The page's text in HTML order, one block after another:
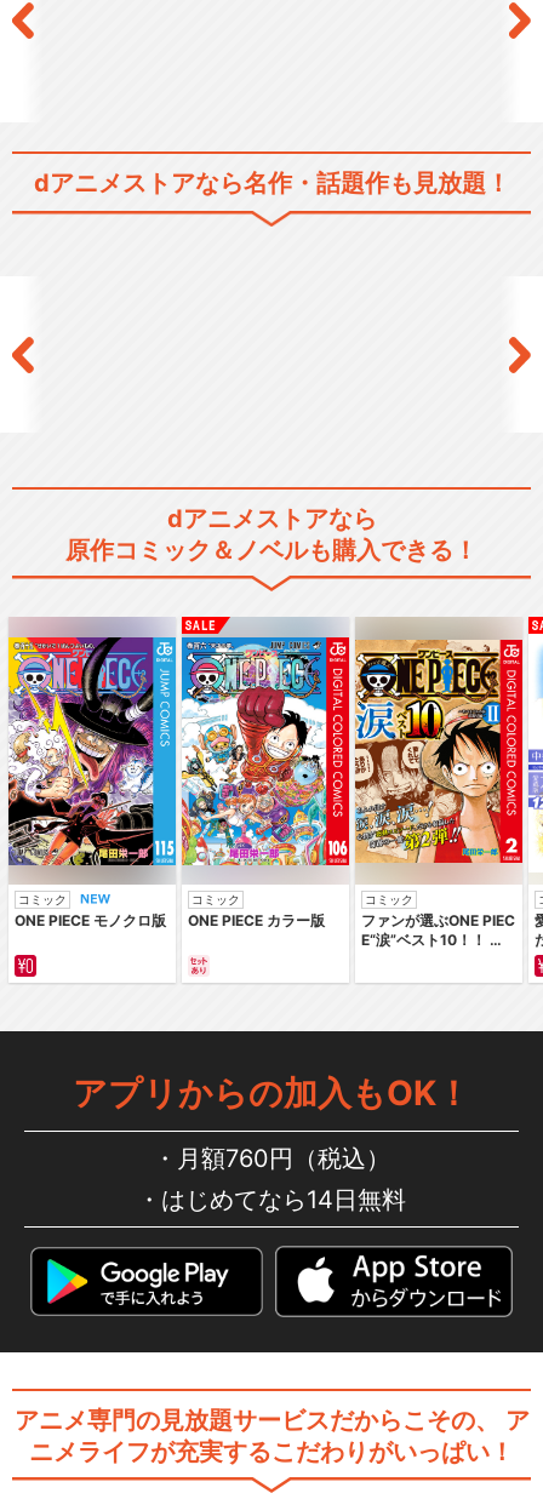
劇場版『響け！ユーフォニア
特別編 響け！ユーフォニアム
～アンサンブルコン…
閉じる
dアニメストアなら名作・話題作も見放題！
dアニメストアなら
原作コミック＆ノベルも購入できる！
コミック
ONE PIECE モノクロ版
コミック
ONE PIECE カラー版
コミック
ファンが選ぶONE PIEC
E“涙”ベスト10！！ ～
編～ カラー版
アプリからの加入もOK！
月額760円（税込）
はじめてなら14日無料
アニメ専門の見放題サービスだからこその、
ア
ニメライフが充実するこだわりがいっぱい！